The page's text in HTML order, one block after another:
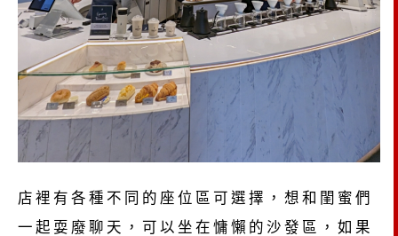
店裡有各種不同的座位區可選擇，想和閨蜜們
一起耍廢聊天，可以坐在慵懶的沙發區，如果